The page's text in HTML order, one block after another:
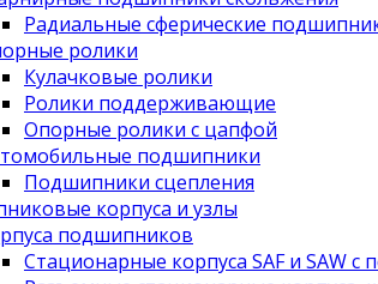
Радиальные сферические
ролики
Кулачковые ролики
Ролики поддерживающие
Опорные ролики с цапфой
подшипники
Подшипники сцепления
корпуса и узлы
подшипников
Стационарные корпуса SAF и SAW